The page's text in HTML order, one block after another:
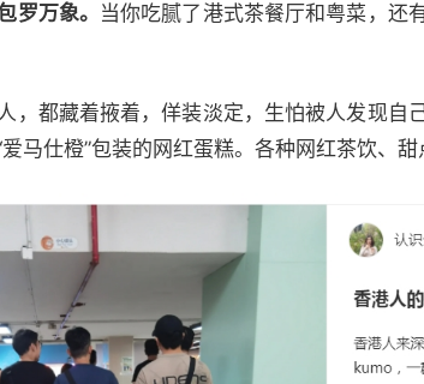
罗万象。 当你吃腻了港式茶餐厅和粤菜，还
，都藏着掖着，佯装淡定，生怕被人发现自
马仕橙”包装的网红蛋糕。各种网红茶饮、